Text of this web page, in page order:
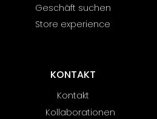
Geschäft suchen
Store experience
KONTAKT
Kontakt
Kollaborationen